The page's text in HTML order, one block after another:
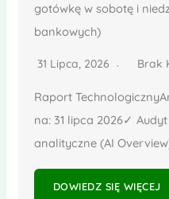
gotówkę w sobotę i
bankowych)
31 Lipca, 2026 Brak
Raport
na: 31 lipca 2026✓
analityczne (AI
DOWIEDZ SIĘ WIĘCEJ